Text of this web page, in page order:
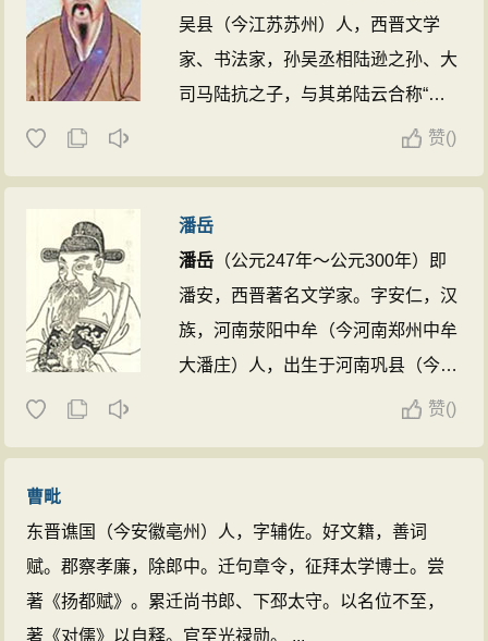
吴县（今江苏苏州）人，西晋文学
家、书法家，孙吴丞相陆逊之孙、大
司马陆抗之子，与其弟陆云合称“二
陆”。孙吴灭亡后出仕晋朝司马氏政
乱”，被夷三族。他“少有奇才，文章
冠世”（《晋书· 陆机 传》），与弟陆
云俱为中国西晋时期著名文学家，被
誉为“太康之英”。陆机还是一位杰出
的书法家，他的《平复帖》是中古代
存世最早的名人书法真迹。 ...
赞()
潘岳
潘岳 （公元247年～公元300年）即
潘安，西晋著名文学家。字安仁，汉
族，河南荥阳中牟（今河南郑州中牟
大潘庄）人，出生于河南巩县（今河
南郑州巩义）。潘安之名始于杜甫
赞()
曹毗
东晋谯国（今安徽亳州）人，字辅佐。好文籍，善词
赋。郡察孝廉，除郎中。迁句章令，征拜太学博士。尝
著《扬都赋》。累迁尚书郎、下邳太守。以名位不至，
著《对儒》以自释。官至光禄勋。 ...